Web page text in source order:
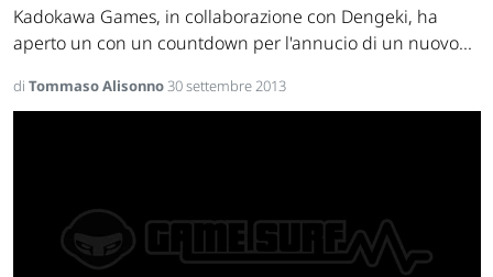
Kadokawa Games, in collaborazione con Dengeki, ha
aperto un con un countdown per l'annucio di un nuovo...
di Tommaso Alisonno30 settembre 2013